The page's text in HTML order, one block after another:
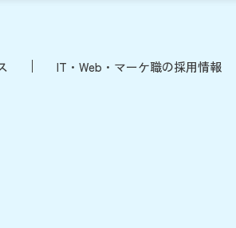
IT・Web・マーケ職の採用情報